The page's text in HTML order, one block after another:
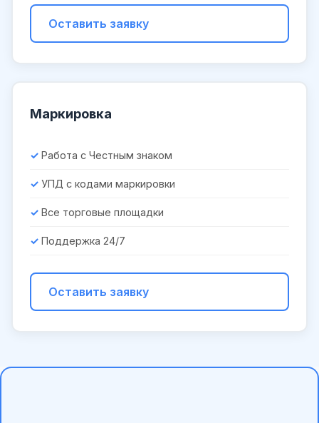
Оставить заявку
Маркировка
Работа с Честным знаком
УПД с кодами маркировки
Все торговые площадки
Поддержка 24/7
Оставить заявку